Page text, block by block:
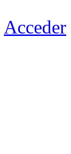
Acceder